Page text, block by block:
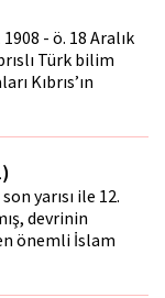
- ö. 18 Aralık
Türk bilim
Kıbrıs’ın
yarısı ile 12.
devrinin
önemli İslam